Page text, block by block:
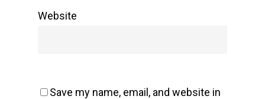
Website
Save my name, email, and website in